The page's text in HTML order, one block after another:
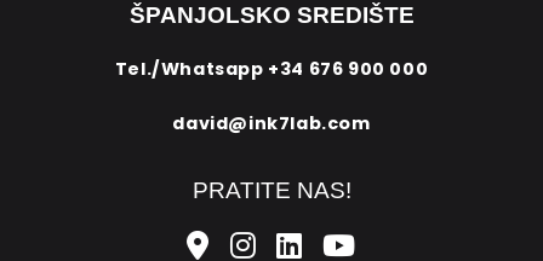
ŠPANJOLSKO SREDIŠTE
Tel./Whatsapp +34 676 900 000
david@ink7lab.com
PRATITE NAS!